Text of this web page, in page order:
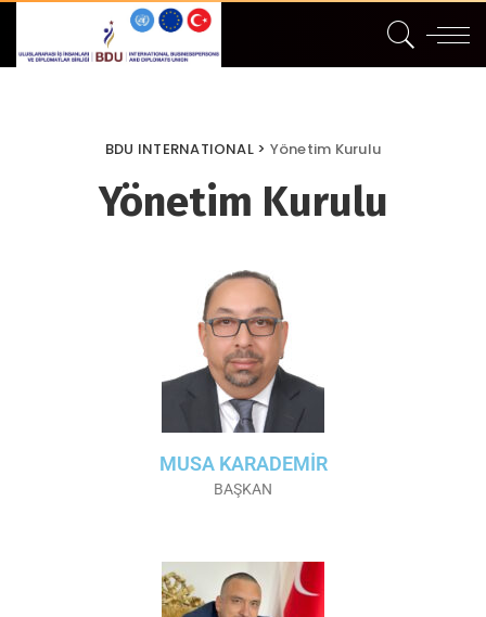
BDU INTERNATIONAL> Yönetim Kurulu
Yönetim Kurulu
MUSA KARADEMİR
BAŞKAN